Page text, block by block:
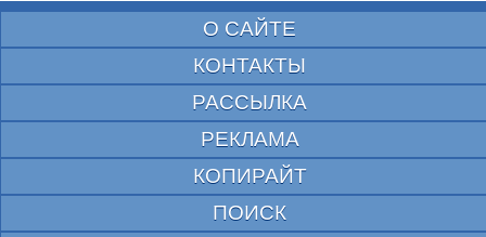
О САЙТЕ
КОНТАКТЫ
РАССЫЛКА
РЕКЛАМА
КОПИРАЙТ
ПОИСК